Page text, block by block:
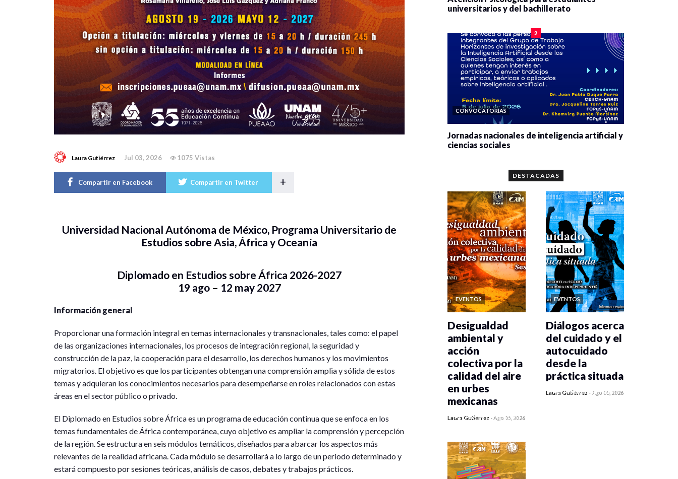
Laura Gutiérrez Jul 03, 2026 1075 Vistas
Compartir en Facebook Compartir en Twitter +
Universidad Nacional Autónoma de México, Programa Universitario de
Estudios sobre Asia, África y Oceanía
Diplomado en Estudios sobre África 2026-2027
19 ago – 12 may 2027
Información general
Proporcionar una formación integral en temas internacionales y transnacionales, tales como: el papel
de las organizaciones internacionales, los procesos de integración regional, la seguridad y
construcción de la paz, la cooperación para el desarrollo, los derechos humanos y los movimientos
migratorios. El objetivo es que los participantes obtengan una comprensión amplia y sólida de estos
temas y adquieran los conocimientos necesarios para desempeñarse en roles relacionados con estas
áreas en el sector público o privado.
El Diplomado en Estudios sobre África es un programa de educación continua que se enfoca en los
temas fundamentales de África contemporánea, cuyo objetivo es ampliar la comprensión y percepción
de la región. Se estructura en seis módulos temáticos, diseñados para abarcar los aspectos más
relevantes de la realidad africana. Cada módulo se desarrollará a lo largo de un periodo determinado y
estará compuesto por sesiones teóricas, análisis de casos, debates y trabajos prácticos.
universitarios y del bachillerato
2
CONVOCATORIAS
Jornadas nacionales de inteligencia artificial y
ciencias sociales
DESTACADAS
EVENTOS
0 veces compartido
Desigualdad
ambiental y
acción
colectiva por la
calidad del aire
en urbes
mexicanas
Laura Gutiérrez -Ago 05, 2026
EVENTOS
0 veces compartido
Diálogos acerca
del cuidado y el
autocuidado
desde la
práctica situada
Laura Gutiérrez -Ago 05, 2026